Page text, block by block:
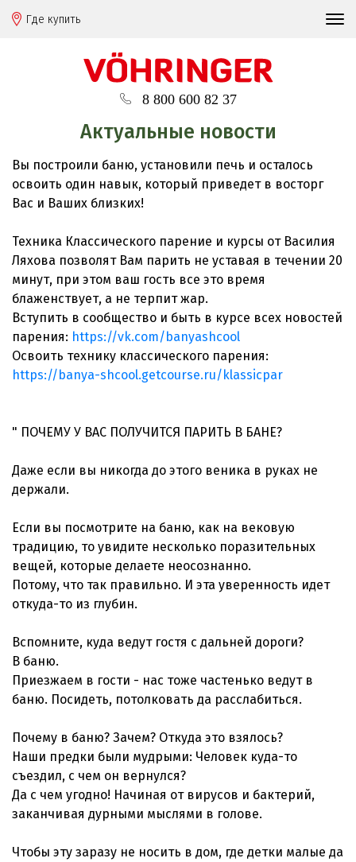
Где купить
8 800 600 82 37
Актуальные новости
Вы построили баню, установили печь и осталось
освоить один навык, который приведет в восторг
Вас и Ваших близких!
Техника Классического парение и курсы от Василия
Ляхова позволят Вам парить не уставая в течении 20
минут, при этом ваш гость все это время
блаженствует, а не терпит жар.
Вступить в сообщество и быть в курсе всех новостей
парения: https://vk.com/banyashcool
Освоить технику классического парения:
https://banya-shcool.getcourse.ru/klassicpar
" ПОЧЕМУ У ВАС ПОЛУЧИТСЯ ПАРИТЬ В БАНЕ?
Даже если вы никогда до этого веника в руках не
держали.
Если вы посмотрите на баню, как на вековую
традицию, то увидите несколько поразительных
вещей, которые делаете неосознанно.
Потому, что так правильно. И эта уверенность идет
откуда-то из глубин.
Вспомните, куда ведут гостя с дальней дороги?
В баню.
Приезжаем в гости - нас тоже частенько ведут в
баню. Посидеть, потолковать да расслабиться.
Почему в баню? Зачем? Откуда это взялось?
Наши предки были мудрыми: Человек куда-то
съездил, с чем он вернулся?
Да с чем угодно! Начиная от вирусов и бактерий,
заканчивая дурными мыслями в голове.
Чтобы эту заразу не носить в дом, где детки малые да